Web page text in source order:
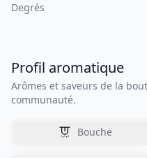
Degrés
Profil aromatique
Arômes et saveurs de la
communauté.
Bouche